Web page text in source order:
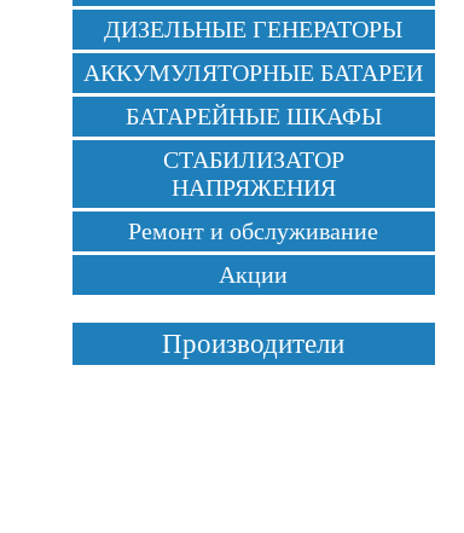
ДИЗЕЛЬНЫЕ ГЕНЕРАТОРЫ
АККУМУЛЯТОРНЫЕ БАТАРЕИ
БАТАРЕЙНЫЕ ШКАФЫ
СТАБИЛИЗАТОР
НАПРЯЖЕНИЯ
Ремонт и обслуживание
Акции
Производители